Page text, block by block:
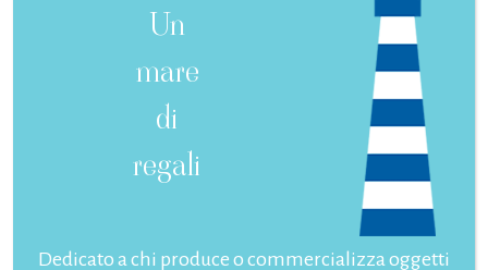
Un
mare
di
regali
Dedicato a chi produce o commercializza oggetti